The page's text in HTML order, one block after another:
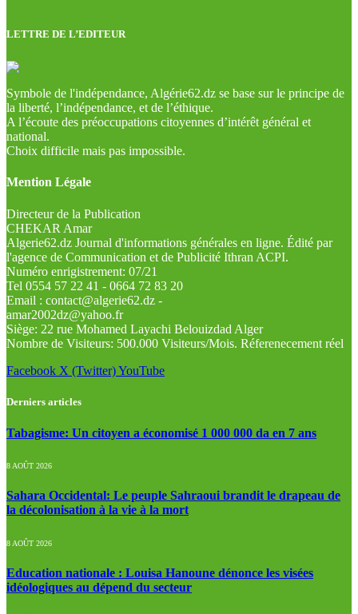
LETTRE DE L’EDITEUR
Symbole de l'indépendance, Algérie62.dz se base sur le principe de
la liberté, l’indépendance, et de l’éthique.
A l’écoute des préoccupations citoyennes d’intérêt général et
national.
Choix difficile mais pas impossible.
Mention Légale
Directeur de la Publication
CHEKAR Amar
Algerie62.dz Journal d'informations générales en ligne. Édité par
l'agence de Communication et de Publicité Ithran ACPI.
Numéro enrigistrement: 07/21
Tel 0554 57 22 41 - 0664 72 83 20
Email : contact@algerie62.dz -
amar2002dz@yahoo.fr
Siège: 22 rue Mohamed Layachi Belouizdad Alger
Nombre de Visiteurs: 500.000 Visiteurs/Mois. Réferenecement réel
Facebook X (Twitter)YouTube
Derniers articles
Tabagisme: Un citoyen a économisé 1 000 000 da en 7 ans
8 AOÛT 2026
Sahara Occidental: Le peuple Sahraoui brandit le drapeau de
la décolonisation à la vie à la mort
8 AOÛT 2026
Education nationale : Louisa Hanoune dénonce les visées
idéologiques au dépend du secteur